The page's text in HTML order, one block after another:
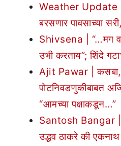
Weather Update |
बरसणार पावसाच्या
Shivsena | “…मग
उभी करताय”; शिंदे
Ajit Pawar | कसबा,
पोटनिवडणुकीबाबत
“आमच्या पक्षाकडून…”
Santosh Bangar |
उद्धव ठाकरे की